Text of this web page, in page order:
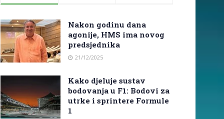
Nakon godinu dana
agonije, HMS ima novog
predsjednika
21/12/2025
Kako djeluje sustav
bodovanja u F1: Bodovi za
utrke i sprintere Formule
1